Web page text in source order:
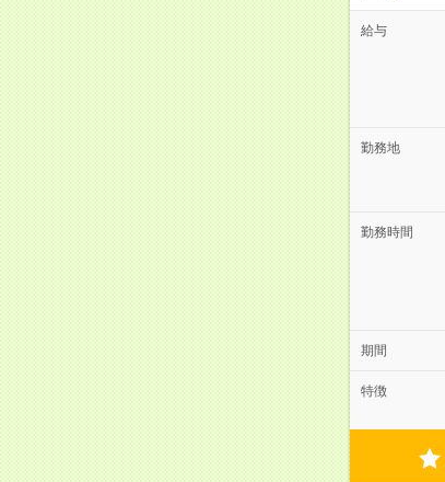
給与
勤務地
勤務時間
期間
特徴